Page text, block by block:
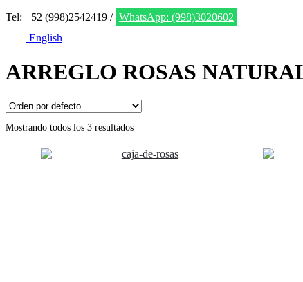
Tel: +52 (998)2542419 / WhatsApp: (998)3020602
English
ARREGLO ROSAS
Mostrando todos los 3 resultados